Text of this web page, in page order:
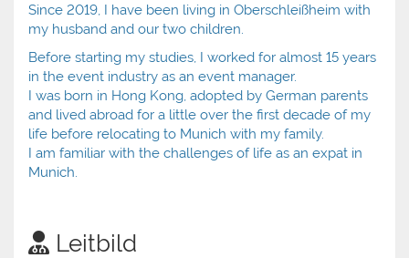
Since 2019, I have been living in Oberschleißheim with
my husband and our two children.
Before starting my studies, I worked for almost 15 years
in the event industry as an event manager.
I was born in Hong Kong, adopted by German parents
and lived abroad for a little over the first decade of my
life before relocating to Munich with my family.
I am familiar with the challenges of life as an expat in
Munich.
Leitbild